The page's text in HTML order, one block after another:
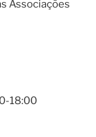
Associações
18:00